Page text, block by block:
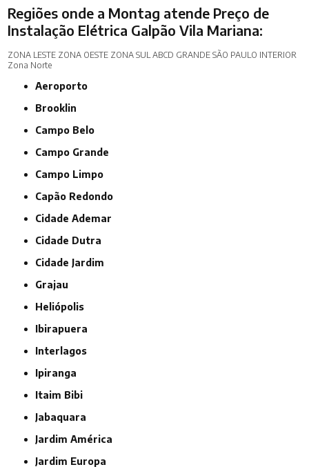
Regiões onde a Montag atende Preço de
Instalação Elétrica Galpão Vila Mariana:
ZONA LESTE ZONA OESTE ZONA SUL ABCD GRANDE SÃO PAULO INTERIOR
Zona Norte
Aeroporto
Brooklin
Campo Belo
Campo Grande
Campo Limpo
Capão Redondo
Cidade Ademar
Cidade Dutra
Cidade Jardim
Grajau
Heliópolis
Ibirapuera
Interlagos
Ipiranga
Itaim Bibi
Jabaquara
Jardim América
Jardim Europa